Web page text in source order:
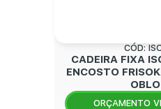
CÓD:
CADEIRA FIXA
ENCOSTO
ORÇAMENTO